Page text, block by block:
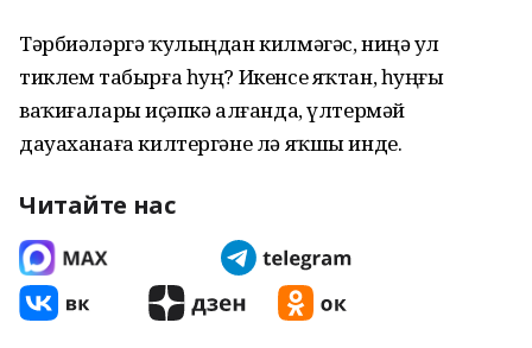
Тәрбиәләргә ҡулыңдан килмәгәс, ниңә ул
тиклем табырға һуң? Икенсе яҡтан, һуңғы
ваҡиғаларҙы иҫәпкә алғанда, үлтермәй
дауаханаға килтергәне лә яҡшы инде.
Читайте нас